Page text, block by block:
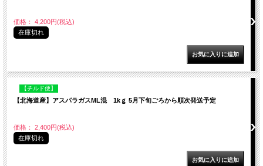
価格： 4,200円(税込)
在庫切れ
【チルド便】
【北海道産】アスパラガスML混 1kｇ 5月下旬ごろから順次発送予定
価格： 2,400円(税込)
在庫切れ